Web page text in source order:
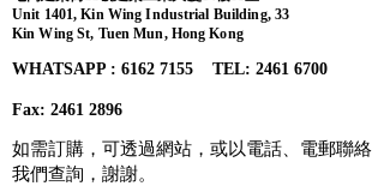
Unit 1401, Kin Wing Industrial Building, 33
Kin Wing St, Tuen Mun, Hong Kong
WHATSAPP : 6162 7155​ TEL: 2461 6700
Fax: 2461 2896
如需訂購，可透過網站，或以電話、電郵聯絡
我們查詢， 謝謝。